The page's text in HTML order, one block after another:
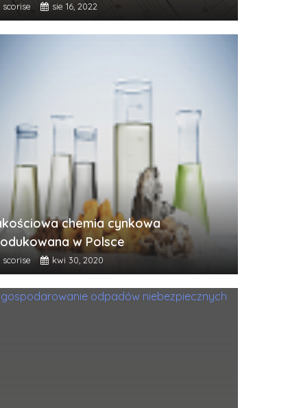
scorise sie 16, 2022
chemia cynkowa
w Polsce
scorise kwi 30, 2020